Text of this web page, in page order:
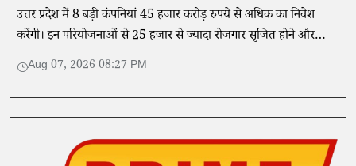
उत्तर प्रदेश में 8 बड़ी कंपनियां 45 हजार करोड़ रुपये से अधिक का निवेश
करेंगी। इन परियोजनाओं से 25 हजार से ज्यादा रोजगार सृजित होने और
औद्योगिक विकास को गति मिलने की उम्मीद है।
Aug 07, 2026 08:27 PM